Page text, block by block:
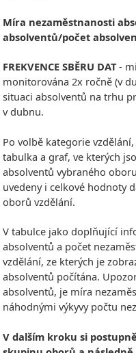
Míra nezaměstnanosti
absolventů/počet
FREKVENCE SBĚRU DAT-
monitorována 2x ročně (v
situaci absolventů na trhu
v dubnu.
Po volbě kategorie
tabulka a graf, ve kterých
absolventů vybraného
uvedeny i celkové hodnoty
oborů vzdělání.
V tabulce jako doplňující
absolventů a počet
vzdělání, ze kterých je
absolventů počítána.
absolventů, je míra
náhodnými výkyvy počtu
V dalším kroku si